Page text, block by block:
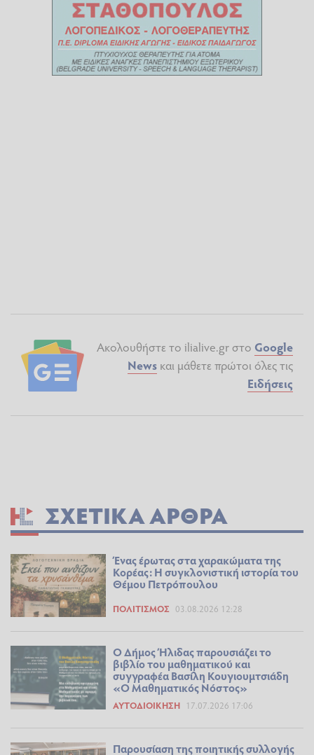
Ακολουθήστε το ilialive.gr στο Google
News και μάθετε πρώτοι όλες τις
Ειδήσεις
ΣΧΕΤΙΚΆ ΆΡΘΡΑ
Ένας έρωτας στα χαρακώματα της
Κορέας: Η συγκλονιστική ιστορία του
Θέμου Πετρόπουλου
ΠΟΛΙΤΙΣΜΌΣ 03.08.2026 12:28
Ο Δήμος Ήλιδας παρουσιάζει το
βιβλίο του μαθηματικού και
συγγραφέα Βασίλη Κουγιουμτσιάδη
«Ο Μαθηματικός Νόστος»
ΑΥΤΟΔΙΟΊΚΗΣΗ 17.07.2026 17:06
Παρουσίαση της ποιητικής συλλογής